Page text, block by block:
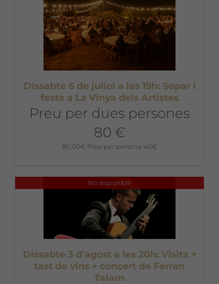
Dissabte 6 de juliol a les 19h: Sopar i
festa a La Vinya dels Artistes
Preu per dues persones
80 €
80,00€ Preu per persona 40€
No disponible
Dissabte 3 d’agost a les 20h: Visita +
tast de vins + concert de Ferran
Talarn